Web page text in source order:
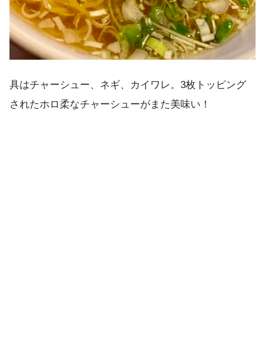
具はチャーシュー、ネギ、カイワレ。3枚トッピング
されたホロ柔なチャーシューがまた美味い！